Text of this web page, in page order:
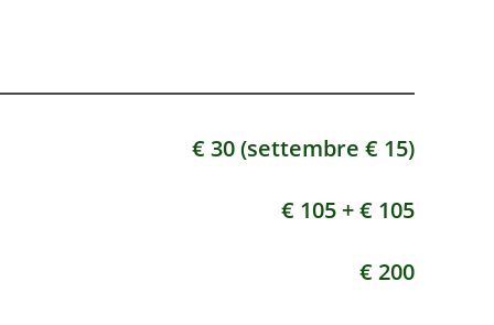
€ 30 (settembre € 15)
€ 105 +€ 105
€ 200